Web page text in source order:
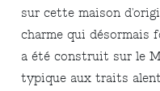
sur cette maison
charme qui désormais
a été construit sur le
typique aux traits